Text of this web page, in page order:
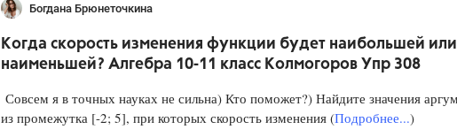
Богдана Брюнеточкина
Когда скорость изменения функции будет наибольшей или
наименьшей? Алгебра 10-11 класс Колмогоров Упр 308
Совсем я в точных науках не сильна) Кто поможет?) Найдите значения
из промежутка [-2; 5], при которых скорость изменения (Подробнее...)